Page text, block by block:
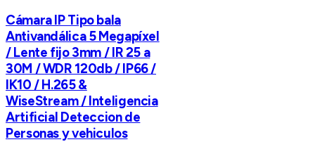
Cámara IP Tipo bala
Antivandálica 5 Megapíxel
/ Lente fijo 3mm / IR 25 a
30M / WDR 120db / IP66 /
IK10 / H.265 &
WiseStream / Inteligencia
Artificial Deteccion de
Personas y vehiculos